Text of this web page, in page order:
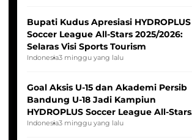
Bupati Kudus Apresiasi HYDROPLUS
Soccer League All-Stars 2025/2026:
Selaras Visi Sports Tourism
Indonesia3 minggu yang lalu
Goal Aksis U-15 dan Akademi Persib
Bandung U-18 Jadi Kampiun
HYDROPLUS Soccer League All-Stars
2025/2026
Indonesia3 minggu yang lalu